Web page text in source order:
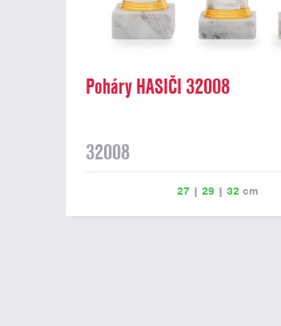
Poháry HASIČI 32008
32008
27| 29 | 32cm